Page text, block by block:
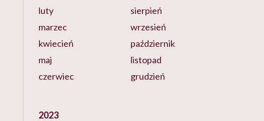
luty
marzec
kwiecień
maj
czerwiec
sierpień
wrzesień
październik
listopad
grudzień
2023